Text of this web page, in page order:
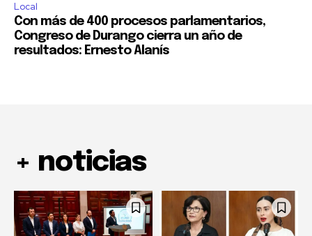
Local
Con más de 400 procesos parlamentarios,
Congreso de Durango cierra un año de
resultados: Ernesto Alanís
+ noticias